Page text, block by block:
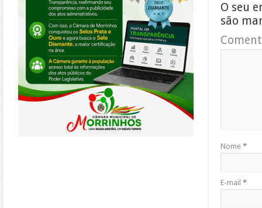
O seu
são
Nome *
E-mail *